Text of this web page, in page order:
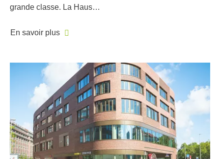
grande classe. La Haus…
En savoir plus